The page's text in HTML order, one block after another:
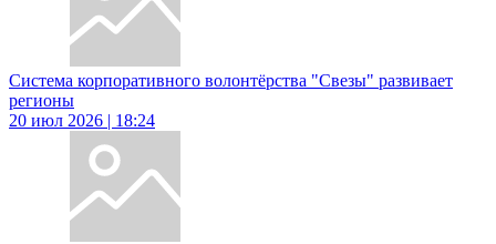
Система корпоративного волонтёрства "Свезы" развивает
регионы
20 июл 2026 | 18:24